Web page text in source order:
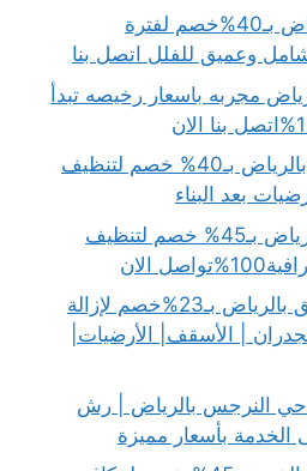
شركة تنظيف فلل بالرياض بـ40%خصم لفترة
وعميق للفلل اتصل بنا
مجربه باسعار رخيصه تبدأ
شركة تنظيف بعد البناء بالرياض بـ40% خصم لتنظيف
بعد البناء
افضل شركة تنظيف بالرياض بـ45% خصم لتنظيف
الان
شركة تنظيف بعد الحريق بالرياض بـ23%خصم لإزالة
الجدران | الأسقف| الأرضيات|
النرجس بالرياض | رش
بأسعار مميزة